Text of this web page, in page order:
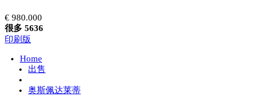
€ 980.000
很多 5636
印刷版
Home
出售
奥斯佩达莱蒂